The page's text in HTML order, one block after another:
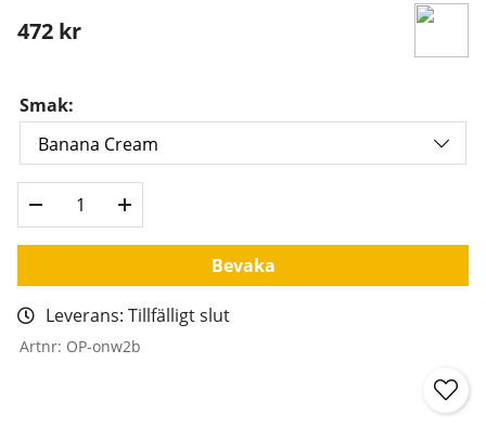
472 kr
Smak:
Bevaka
Leverans: Tillfälligt slut
Artnr: OP-onw2b